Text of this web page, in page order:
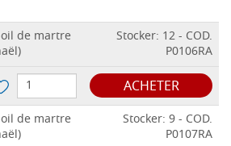
de martre
Stocker: 12 - COD.
P0106RA
ACHETER
de martre
Stocker: 9 - COD.
P0107RA